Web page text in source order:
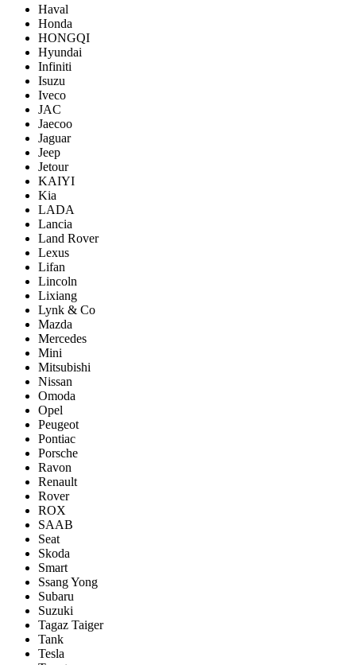
Haval
Honda
HONGQI
Hyundai
Infiniti
Isuzu
Iveco
JAC
Jaecoo
Jaguar
Jeep
Jetour
KAIYI
Kia
LADA
Lancia
Land Rover
Lexus
Lifan
Lincoln
Lixiang
Lynk & Co
Mazda
Mercedes
Mini
Mitsubishi
Nissan
Omoda
Opel
Peugeot
Pontiac
Porsсhe
Ravon
Renault
Rover
ROX
SAAB
Seat
Skoda
Smart
Ssang Yong
Subaru
Suzuki
Tagaz Taiger
Tank
Tesla